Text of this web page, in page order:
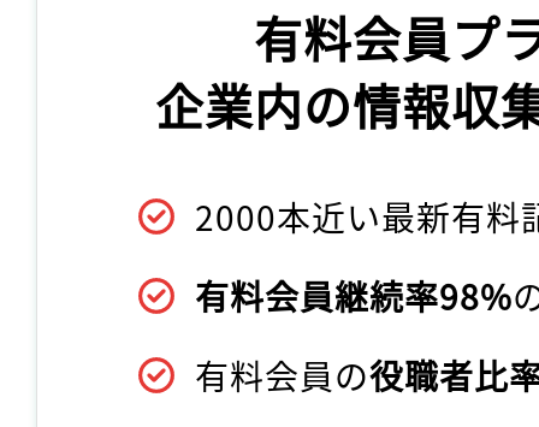
有料会員プ
企業内の情報収
2000本近い最新有料
有料会員継続率98%
有料会員の役職者比